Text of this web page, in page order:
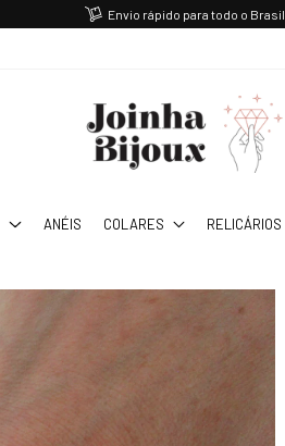
Envio rápido para todo o Brasil
ANÉIS COLARES RELICÁRIOS